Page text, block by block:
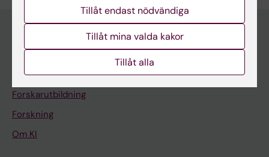
Huvudmeny
Utbildning
Forskarutbildning
Forskning
Om KI
Tillåt endast nödvändiga
Tillåt mina valda kakor
Tillåt alla